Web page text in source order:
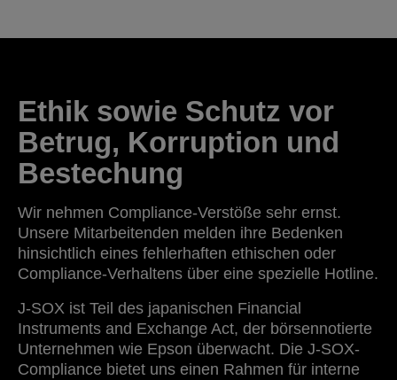
Ethik sowie Schutz vor
Betrug, Korruption und
Bestechung
Wir nehmen Compliance-Verstöße sehr ernst.
Unsere Mitarbeitenden melden ihre Bedenken
hinsichtlich eines fehlerhaften ethischen oder
Compliance-Verhaltens über eine spezielle Hotline.
J-SOX ist Teil des japanischen Financial
Instruments and Exchange Act, der börsennotierte
Unternehmen wie Epson überwacht. Die J-SOX-
Compliance bietet uns einen Rahmen für interne